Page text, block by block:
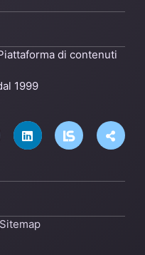
di contenuti
1999
Sitemap